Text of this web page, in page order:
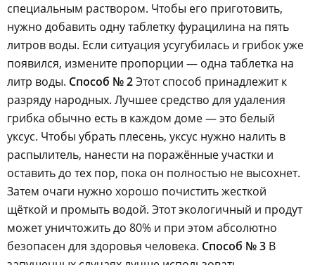
специальным раствором. Чтобы его приготовить,
нужно добавить одну таблетку фурацилина на пять
литров воды. Если ситуация усугубилась и грибок уже
появился, измените пропорции — одна таблетка на
литр воды. Способ № 2Этот способ принадлежит к
разряду народных. Лучшее средство для удаления
грибка обычно есть в каждом доме — это белый
уксус. Чтобы убрать плесень, уксус нужно налить в
распылитель, нанести на поражённые участки и
оставить до тех пор, пока он полностью не высохнет.
Затем очаги нужно хорошо почистить жесткой
щёткой и промыть водой. Этот экологичный и продут
может уничтожить до 80% и при этом абсолютно
безопасен для здоровья человека. Способ № 3 В